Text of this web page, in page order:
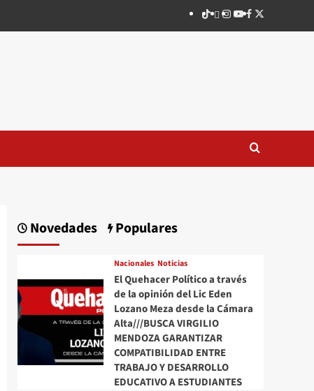
TikTok
threads
Instagram
Youtube
Facebook
X
Novedades Populares
Nacionales Noticias
El Quehacer Político a través
de la opinión del Lic Eden
Lozano Meza desde la Cámara
Alta///BUSCA VIRGILIO
MENDOZA GARANTIZAR
COMPATIBILIDAD ENTRE
TRABAJO Y DESARROLLO
EDUCATIVO A ESTUDIANTES